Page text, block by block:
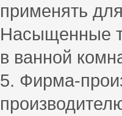
применять
Насыщенные
в ванной
Фирма-